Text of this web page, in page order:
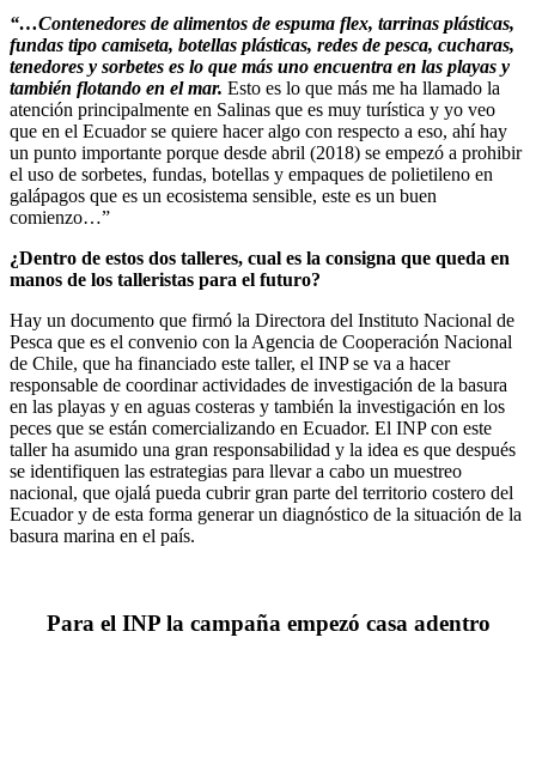
“…Contenedores de alimentos de espuma flex, tarrinas plásticas,
fundas tipo camiseta, botellas plásticas, redes de pesca, cucharas,
tenedores y sorbetes es lo que más uno encuentra en las playas y
también flotando en el mar. Esto es lo que más me ha llamado la
atención principalmente en Salinas que es muy turística y yo veo
que en el Ecuador se quiere hacer algo con respecto a eso, ahí hay
un punto importante porque desde abril (2018) se empezó a prohibir
el uso de sorbetes, fundas, botellas y empaques de polietileno en
galápagos que es un ecosistema sensible, este es un buen
comienzo…”
¿Dentro de estos dos talleres, cual es la consigna que queda en
manos de los talleristas para el futuro?
Hay un documento que firmó la Directora del Instituto Nacional de
Pesca que es el convenio con la Agencia de Cooperación Nacional
de Chile, que ha financiado este taller, el INP se va a hacer
responsable de coordinar actividades de investigación de la basura
en las playas y en aguas costeras y también la investigación en los
peces que se están comercializando en Ecuador. El INP con este
taller ha asumido una gran responsabilidad y la idea es que después
se identifiquen las estrategias para llevar a cabo un muestreo
nacional, que ojalá pueda cubrir gran parte del territorio costero del
Ecuador y de esta forma generar un diagnóstico de la situación de la
basura marina en el país.
Para el INP la campaña empezó casa adentro